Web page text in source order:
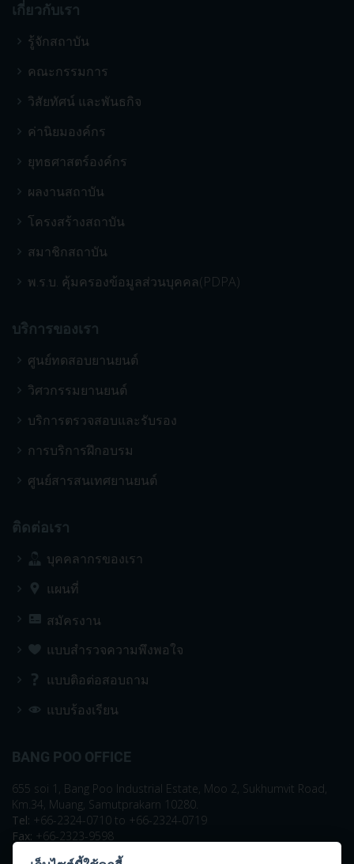
เกี่ยวกับเรา
รู้จักสถาบัน
คณะกรรมการ
วิสัยทัศน์ และพันธกิจ
ค่านิยมองค์กร
ยุทธศาสตร์องค์กร
ผลงานสถาบัน
โครงสร้างสถาบัน
สมาชิกสถาบัน
พ.ร.บ. คุ้มครองข้อมูลส่วนบุคคล(PDPA)
บริการของเรา
ศูนย์ทดสอบยานยนต์
วิศวกรรมยานยนต์
บริการตรวจสอบและรับรอง
การบริการฝึกอบรม
ศูนย์สารสนเทศยานยนต์
ติดต่อเรา
บุคคลากรของเรา
แผนที่
สมัครงาน
แบบสำรวจความพึงพอใจ
แบบติอต่อสอบถาม
แบบร้องเรียน
BANG POO OFFICE
655 soi 1, Bang Poo Industrial Estate, Moo 2, Sukhumvit Road,
Km.34, Muang, Samutprakarn 10280.
Tel: +66-2324-0710 to +66-2324-0719
Fax: +66-2323-9598